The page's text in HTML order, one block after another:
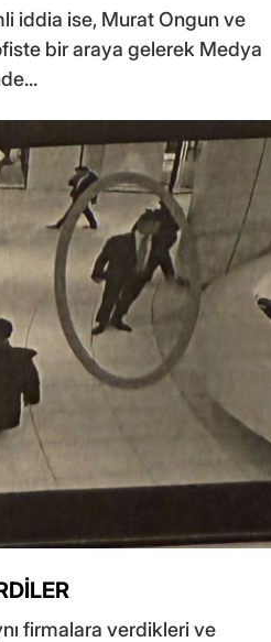
iddia ise, Murat Ongun ve
bir araya gelerek Medya
firmalara verdikleri ve